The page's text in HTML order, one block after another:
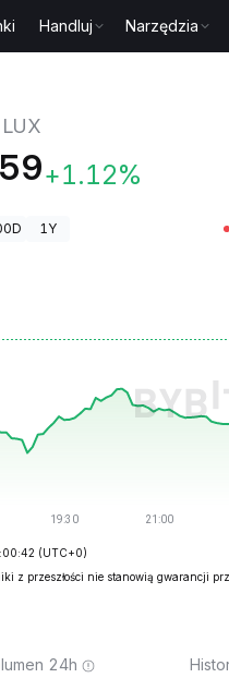
Handluj Narzędzia
LUX
+1.12%
1Y
(UTC+0)
z przeszłości nie stanowią gwarancji
24h